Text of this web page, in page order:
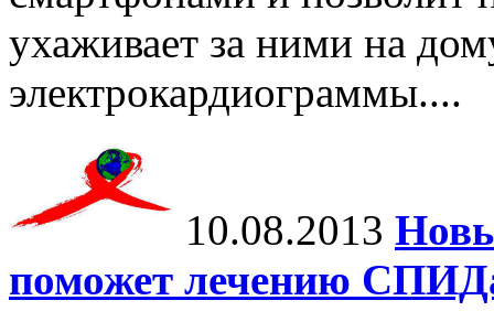
ухаживает за ними на
электрокардиограммы....
10.08.2013
поможет лечению